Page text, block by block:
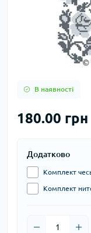
В наявності
180.00 грн
Додатково
Комплект
Комплект